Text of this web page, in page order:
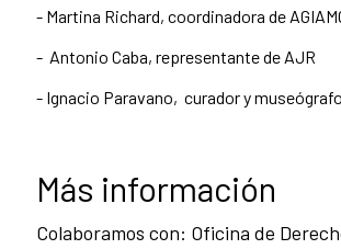
- Martina Richard, coordinadora de
- Antonio Caba, representante de AJR
- Ignacio Paravano, curador y museógrafo
Más información
Colaboramos con: Oficina de